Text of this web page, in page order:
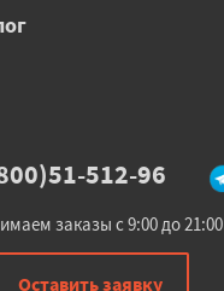
512-96
заказы с 9:00 до 21:00
Оставить заявку